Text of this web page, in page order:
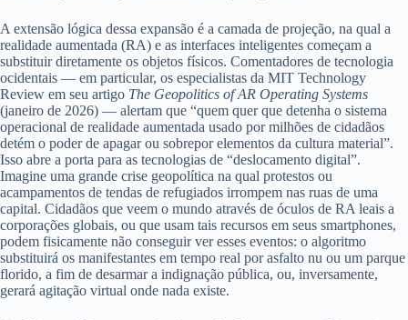
A extensão lógica dessa expansão é a camada de projeção, na qual a
realidade aumentada (RA) e as interfaces inteligentes começam a
substituir diretamente os objetos físicos. Comentadores de tecnologia
ocidentais — em particular, os especialistas da MIT Technology
Review em seu artigo The Geopolitics of AR Operating Systems
(janeiro de 2026) — alertam que “quem quer que detenha o sistema
operacional de realidade aumentada usado por milhões de cidadãos
detém o poder de apagar ou sobrepor elementos da cultura material”.
Isso abre a porta para as tecnologias de “deslocamento digital”.
Imagine uma grande crise geopolítica na qual protestos ou
acampamentos de tendas de refugiados irrompem nas ruas de uma
capital. Cidadãos que veem o mundo através de óculos de RA leais a
corporações globais, ou que usam tais recursos em seus smartphones,
podem fisicamente não conseguir ver esses eventos: o algoritmo
substituirá os manifestantes em tempo real por asfalto nu ou um parque
florido, a fim de desarmar a indignação pública, ou, inversamente,
gerará agitação virtual onde nada existe.